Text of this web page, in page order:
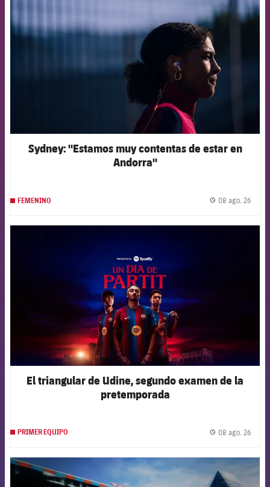
Sydney: "Estamos muy contentas de estar en
Andorra"
FEMENINO 08 ago. 26
El triangular de Udine, segundo examen de la
pretemporada
PRIMER EQUIPO 08 ago. 26
FCB Barcelona badge